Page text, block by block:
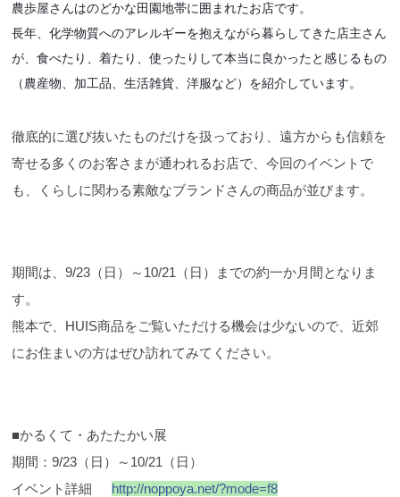
農歩屋さんはのどかな田園地帯に囲まれたお店です。
長年、化学物質へのアレルギーを抱えながら暮らしてきた店主さん
が、食べたり、着たり、使ったりして本当に良かったと感じるもの
（農産物、加工品、生活雑貨、洋服など）を紹介しています。
徹底的に選び抜いたものだけを扱っており、遠方からも信頼を
寄せる多くのお客さまが通われるお店で、今回のイベントで
も、くらしに関わる素敵なブランドさんの商品が並びます。
期間は、9/23（日）～10/21（日）までの約一か月間となりま
す。
熊本で、HUIS商品をご覧いただける機会は少ないので、近郊
にお住まいの方はぜひ訪れてみてください。
■かるくて・あたたかい展
期間：9/23（日）～10/21（日）
イベント詳細
http://noppoya.net/?mode=f8